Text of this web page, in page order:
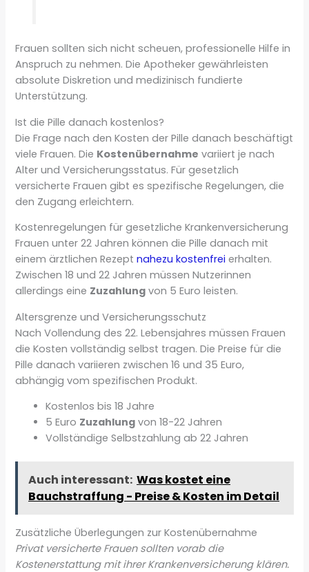
Frauen sollten sich nicht scheuen, professionelle Hilfe in
Anspruch zu nehmen. Die Apotheker gewährleisten
absolute Diskretion und medizinisch fundierte
Unterstützung.
Ist die Pille danach kostenlos?
Die Frage nach den Kosten der Pille danach beschäftigt
viele Frauen. Die Kostenübernahme variiert je nach
Alter und Versicherungsstatus. Für gesetzlich
versicherte Frauen gibt es spezifische Regelungen, die
den Zugang erleichtern.
Kostenregelungen für gesetzliche Krankenversicherung
Frauen unter 22 Jahren können die Pille danach mit
einem ärztlichen Rezeptnahezu kostenfrei erhalten.
Zwischen 18 und 22 Jahren müssen Nutzerinnen
allerdings eine Zuzahlung von 5 Euro leisten.
Altersgrenze und Versicherungsschutz
Nach Vollendung des 22. Lebensjahres müssen Frauen
die Kosten vollständig selbst tragen. Die Preise für die
Pille danach variieren zwischen 16 und 35 Euro,
abhängig vom spezifischen Produkt.
Kostenlos bis 18 Jahre
5 Euro Zuzahlung von 18-22 Jahren
Vollständige Selbstzahlung ab 22 Jahren
Auch interessant: Was kostet eine
Bauchstraffung - Preise & Kosten im Detail
Zusätzliche Überlegungen zur Kostenübernahme
Privat versicherte Frauen sollten vorab die
Kostenerstattung mit ihrer Krankenversicherung klären.